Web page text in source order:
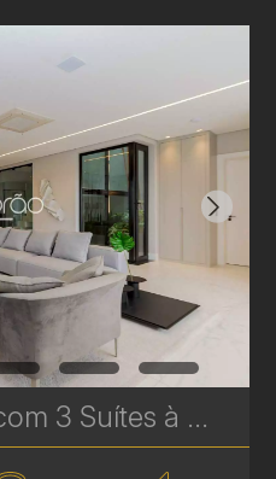
Casa Mobiliada com 3 Suítes à Venda no Pilarzinho – 521,45 m² | Ref 335